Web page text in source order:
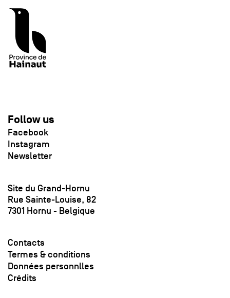
Follow us
Facebook
Instagram
Newsletter
Site du Grand-Hornu
Rue Sainte-Louise, 82
7301 Hornu - Belgique
Contacts
Termes & conditions
Données personnlles
Crédits